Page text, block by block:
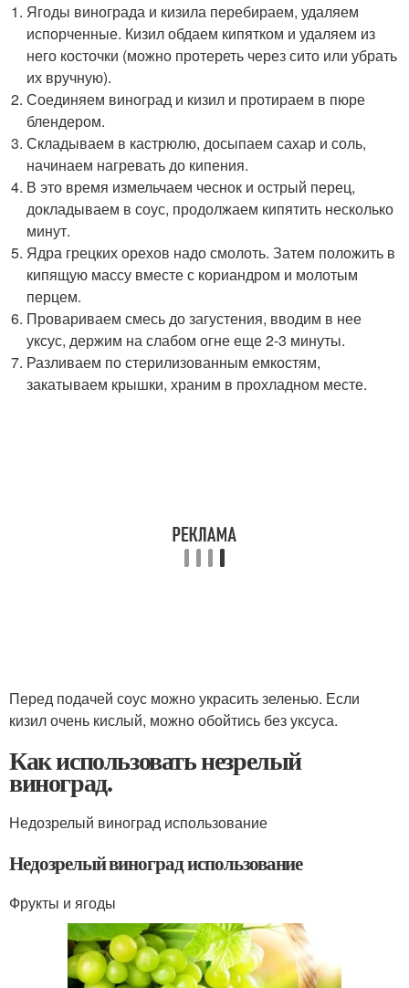
Ягоды винограда и кизила перебираем, удаляем
испорченные. Кизил обдаем кипятком и удаляем из
него косточки (можно протереть через сито или убрать
их вручную).
Соединяем виноград и кизил и протираем в пюре
блендером.
Складываем в кастрюлю, досыпаем сахар и соль,
начинаем нагревать до кипения.
В это время измельчаем чеснок и острый перец,
докладываем в соус, продолжаем кипятить несколько
минут.
Ядра грецких орехов надо смолоть. Затем положить в
кипящую массу вместе с кориандром и молотым
перцем.
Провариваем смесь до загустения, вводим в нее
уксус, держим на слабом огне еще 2-3 минуты.
Разливаем по стерилизованным емкостям,
закатываем крышки, храним в прохладном месте.
Перед подачей соус можно украсить зеленью. Если
кизил очень кислый, можно обойтись без уксуса.
Как использовать незрелый
виноград.
Недозрелый виноград использование
Недозрелый виноград использование
Фрукты и ягоды